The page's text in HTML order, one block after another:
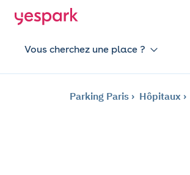
Vous cherchez une place ?
Parking Paris Hôpitaux